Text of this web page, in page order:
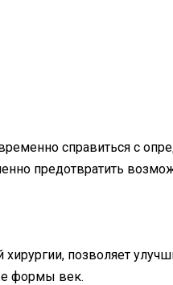
справиться с
предотвратить
позволяет
формы век.